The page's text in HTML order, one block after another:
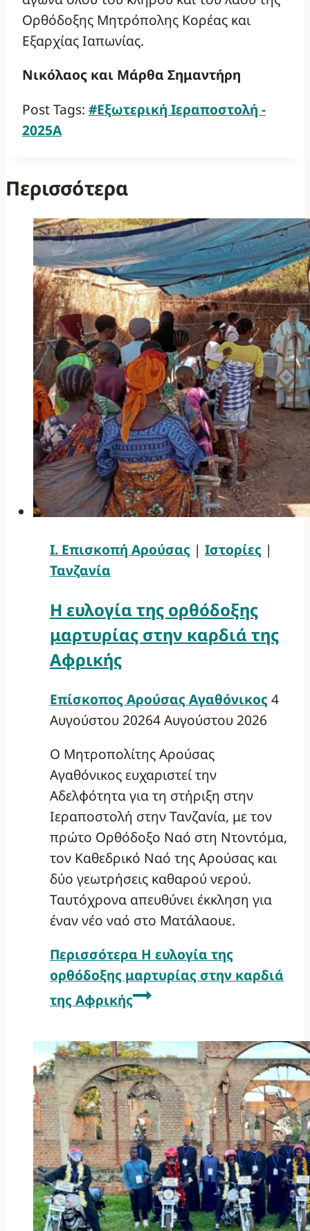
Ορθόδοξης Μητρόπολης Κορέας και
Εξαρχίας Ιαπωνίας.
Νικόλαος και Μάρθα Σημαντήρη
Post Tags: #Εξωτερική Ιεραποστολή -
2025Α
Περισσότερα
Ι. Επισκοπή Αρούσας | Ιστορίες |
Τανζανία
Η ευλογία της ορθόδοξης
μαρτυρίας στην καρδιά της
Αφρικής
Επίσκοπος Αρούσας Αγαθόνικος 4
Αυγούστου 20264 Αυγούστου 2026
Ο Μητροπολίτης Αρούσας
Αγαθόνικος ευχαριστεί την
Αδελφότητα για τη στήριξη στην
Ιεραποστολή στην Τανζανία, με τον
πρώτο Ορθόδοξο Ναό στη Ντοντόμα,
τον Καθεδρικό Ναό της Αρούσας και
δύο γεωτρήσεις καθαρού νερού.
Ταυτόχρονα απευθύνει έκκληση για
έναν νέο ναό στο Ματάλαουε.
Περισσότερα Η ευλογία της
ορθόδοξης μαρτυρίας στην καρδιά
της Αφρικής